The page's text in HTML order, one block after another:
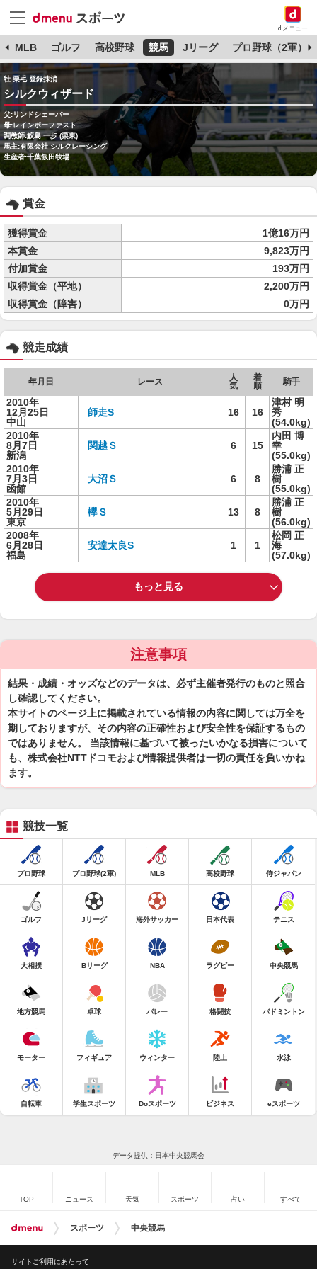
dメニュー
MLB ゴルフ 高校野球 競馬 Jリーグ プロ野球（2軍）
牡 栗毛 登録抹消
シルクウィザード
父:リンドシェーバー
母:レインボーファスト
調教師:鮫島 一歩 (栗東)
馬主:有限会社 シルクレーシング
生産者:千葉飯田牧場
賞金
獲得賞金
1億16万円
本賞金
9,823万円
付加賞金
193万円
収得賞金（平地）
2,200万円
収得賞金（障害）
0万円
競走成績
年月日 レース
人
気
着
順
騎手
2010年
12月25日
中山
師走S 16 16
津村 明
秀
(54.0kg)
2010年
8月7日
新潟
関越Ｓ 6 15
内田 博
幸
(55.0kg)
2010年
7月3日
函館
大沼Ｓ 6 8
勝浦 正
樹
(55.0kg)
2010年
5月29日
東京
欅Ｓ 13 8
勝浦 正
樹
(56.0kg)
2008年
6月28日
福島
安達太良S 1 1
松岡 正
海
(57.0kg)
もっと見る
注意事項
結果・成績・オッズなどのデータは、必ず主催者発行のものと照合
し確認してください。
本サイトのページ上に掲載されている情報の内容に関しては万全を
期しておりますが、その内容の正確性および安全性を保証するもの
ではありません。 当該情報に基づいて被ったいかなる損害について
も、株式会社NTTドコモおよび情報提供者は一切の責任を負いかね
ます。
競技一覧
プロ野球 プロ野球(2軍) MLB 高校野球 侍ジャパン
ゴルフ Jリーグ 海外サッカー 日本代表 テニス
大相撲 Bリーグ NBA ラグビー 中央競馬
地方競馬 卓球 バレー 格闘技 バドミントン
モーター フィギュア ウィンター 陸上 水泳
自転車 学生スポーツ Doスポーツ ビジネス eスポーツ
データ提供：日本中央競馬会
TOP ニュース 天気 スポーツ 占い すべて
スポーツ 中央競馬
サイトご利用にあたって